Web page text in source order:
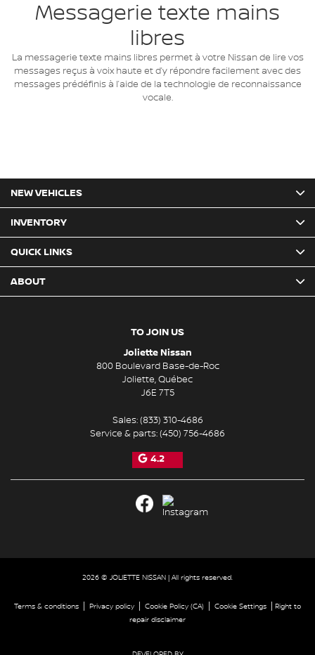
Messagerie texte mains
libres
La messagerie texte mains libres permet à votre Nissan de lire vos
messages reçus à voix haute et d’y répondre facilement avec des
messages prédéfinis à l’aide de la technologie de reconnaissance
vocale.
TO JOIN US
Joliette Nissan
800 Boulevard Base-de-Roc
Joliette,Québec
J6E 7T5
Sales:(833) 310-4686
Service & parts:(450) 756-4686
4.2
NEW VEHICLES
INVENTORY
QUICK LINKS
ABOUT
2026 © JOLIETTE NISSAN | All rights reserved.
Terms & conditions Privacy policy Cookie Policy (CA) Cookie Settings
Right to
repair disclaimer